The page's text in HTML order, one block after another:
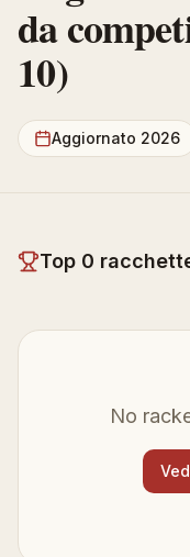
da
10)
Aggiornato 2026
Top 0
No